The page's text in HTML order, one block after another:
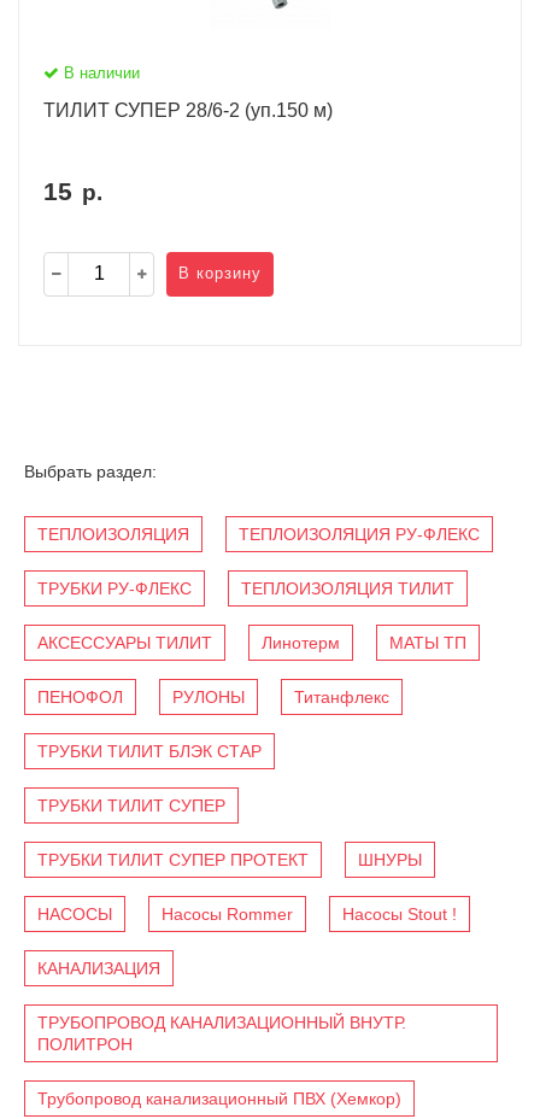
В наличии
ТИЛИТ СУПЕР 28/6-2 (уп.150 м)
15 р.
В корзину
Выбрать раздел:
ТЕПЛОИЗОЛЯЦИЯ ТЕПЛОИЗОЛЯЦИЯ РУ-ФЛЕКС
ТРУБКИ РУ-ФЛЕКС ТЕПЛОИЗОЛЯЦИЯ ТИЛИТ
АКСЕССУАРЫ ТИЛИТ Линотерм МАТЫ ТП
ПЕНОФОЛ РУЛОНЫ Титанфлекс
ТРУБКИ ТИЛИТ БЛЭК СТАР
ТРУБКИ ТИЛИТ СУПЕР
ТРУБКИ ТИЛИТ СУПЕР ПРОТЕКТ ШНУРЫ
НАСОСЫ Насосы Rommer Насосы Stout !
КАНАЛИЗАЦИЯ
ТРУБОПРОВОД КАНАЛИЗАЦИОННЫЙ ВНУТР.
ПОЛИТРОН
Трубопровод канализационный ПВХ (Хемкор)